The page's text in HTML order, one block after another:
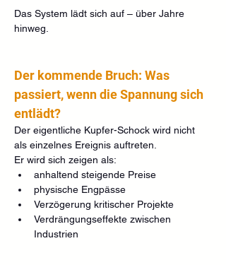
Das System lädt sich auf – über Jahre
hinweg.
Der kommende Bruch: Was
passiert, wenn die Spannung sich
entlädt?
Der eigentliche Kupfer-Schock wird nicht
als einzelnes Ereignis auftreten.
Er wird sich zeigen als:
anhaltend steigende Preise
physische Engpässe
Verzögerung kritischer Projekte
Verdrängungseffekte zwischen
Industrien